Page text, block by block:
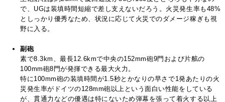
で、UGは装填時間短縮で差し支えないだろう。火災発生率も48%
としっかり優秀なため、状況に応じて火災でのダメージ稼ぎも視
野に入る。
副砲
素で8.3km、最長12.6kmで中央の152mm砲9門および片舷の
100mm砲8門が発揮できる最大火力。
特に100mm砲の装填時間が1.5秒とかなりの早さで1発あたりの火
災発生率がドイツの128mm砲以上という面白い性能をしている
が、貫通力などの優遇は特にないため弾幕を張って着火する以上